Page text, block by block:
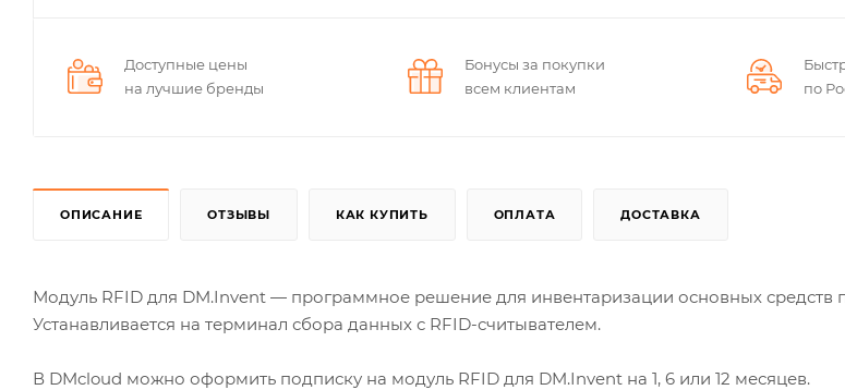
Доступные цены
на лучшие бренды
Бонусы за покупки
всем клиентам
по
ОПИСАНИЕ ОТЗЫВЫ КАК КУПИТЬ ОПЛАТА ДОСТАВКА
Модуль RFID для DM.Invent — программное решение для инвентаризации основных средств
Устанавливается на терминал сбора данных с RFID-считывателем.
В DMcloud можно оформить подписку на модуль RFID для DM.Invent на 1, 6 или 12 месяцев.